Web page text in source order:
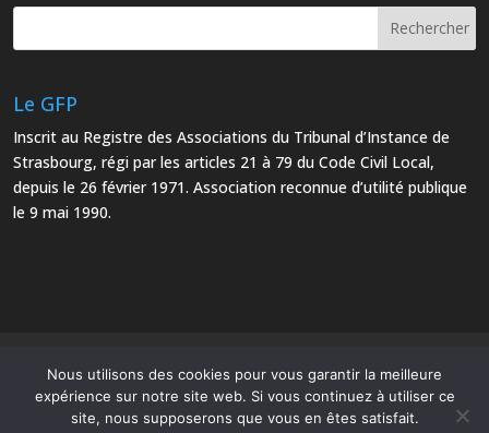
Le GFP
Inscrit au Registre des Associations du Tribunal d’Instance de
Strasbourg, régi par les articles 21 à 79 du Code Civil Local,
depuis le 26 février 1971. Association reconnue d’utilité publique
le 9 mai 1990.
Nous utilisons des cookies pour vous garantir la meilleure
expérience sur notre site web. Si vous continuez à utiliser ce
site, nous supposerons que vous en êtes satisfait.